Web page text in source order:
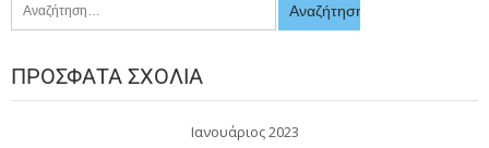
ΠΡΌΣΦΑΤΑ ΣΧΌΛΙΑ
Ιανουάριος 2023